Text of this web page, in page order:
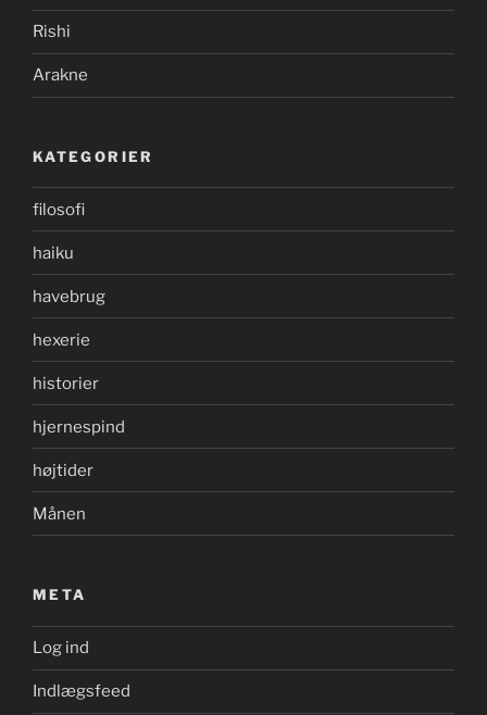
Rishi
Arakne
KATEGORIER
filosofi
haiku
havebrug
hexerie
historier
hjernespind
højtider
Månen
META
Log ind
Indlægsfeed